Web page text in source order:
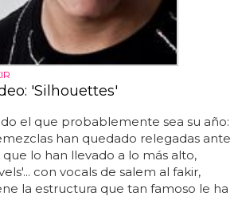
'Silhouettes'
el que probablemente sea su año:
han quedado relegadas ante
que lo han llevado a lo más alto,
con vocals de salem al fakir,
la estructura que tan famoso le ha